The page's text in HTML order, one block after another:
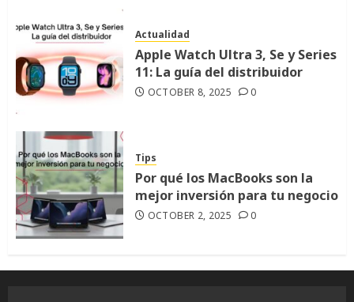
Actualidad
Apple Watch Ultra 3, Se y Series
11: La guía del distribuidor
OCTOBER 8, 2025 0
Tips
Por qué los MacBooks son la
mejor inversión para tu negocio
OCTOBER 2, 2025 0